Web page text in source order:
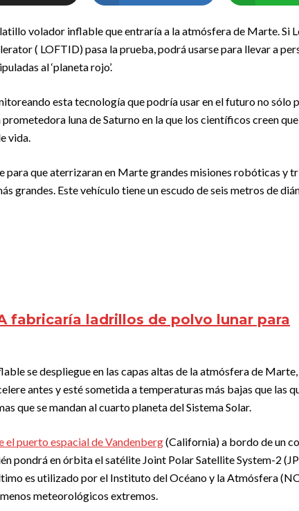
volador inflable que entraría a la atmósfera de Marte. Si
( LOFTID) pasa la prueba, podrá usarse para llevar a
al ‘planeta rojo’.
esta tecnología que podría usar en el futuro no sólo
luna de Saturno en la que los científicos creen
vida.
para que aterrizaran en Marte grandes misiones robóticas y
grandes. Este vehículo tiene un escudo de seis metros de
fabricaría ladrillos de polvo lunar para
se despliegue en las capas altas de la atmósfera de Marte,
antes y esté sometida a temperaturas más bajas que las
que se mandan al cuarto planeta del Sistema Solar.
el puerto espacial de Vandenberg(California) a bordo de un
pondrá en órbita el satélite Joint Polar Satellite System-2
es utilizado por el Instituto del Océano y la Atmósfera
meteorológicos extremos.